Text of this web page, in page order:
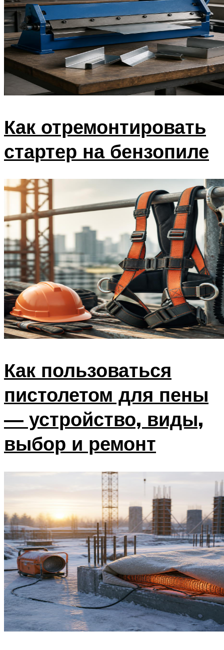
Как отремонтировать
стартер на бензопиле
Как пользоваться
пистолетом для пены
— устройство, виды,
выбор и ремонт